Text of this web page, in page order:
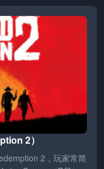
2）
2，玩家常简